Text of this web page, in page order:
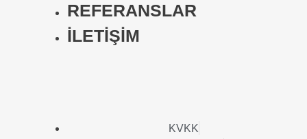
REFERANSLAR
İLETİŞİM
KVKK